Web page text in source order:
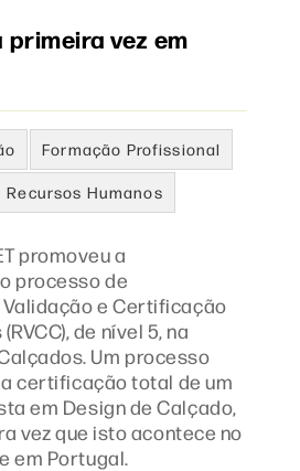
vez em
Formação Profissional
Recursos Humanos
promoveu a
processo de
e Certificação
de nível 5, na
Um processo
certificação total de um
em Design de Calçado,
vez que isto acontece no
em Portugal.